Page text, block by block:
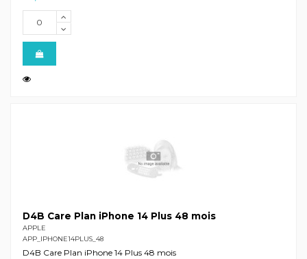
D4B Care Plan iPhone 14 Plus 48 mois
APPLE
APP_IPHONE14PLUS_48
D4B Care Plan iPhone 14 Plus 48 mois